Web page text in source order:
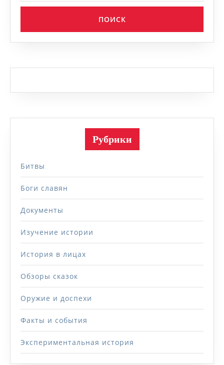
Рубрики
Битвы
Боги славян
Документы
Изучение истории
История в лицах
Обзоры сказок
Оружие и доспехи
Факты и события
Экспериментальная история